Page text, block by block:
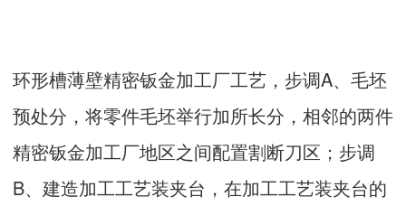
环形槽薄壁精密钣金加工厂工艺，步调A、毛坯
预处分，将零件毛坯举行加所长分，相邻的两件
精密钣金加工厂地区之间配置割断刀区；步调
B、建造加工工艺装夹台，在加工工艺装夹台的